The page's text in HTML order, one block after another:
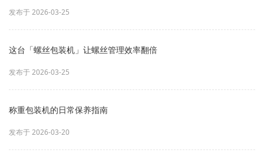
发布于 2026-03-25
这台「螺丝包装机」让螺丝管理效率翻倍
发布于 2026-03-25
称重包装机的日常保养指南
发布于 2026-03-20